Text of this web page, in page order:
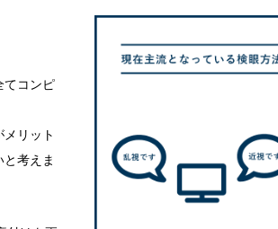
てコンピ
リット
考えま